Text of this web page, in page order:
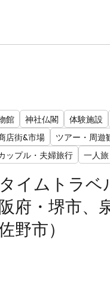
館 神社仏閣 体験施設
店街&市場 ツアー・周遊
ップル・夫婦旅行 一人旅
イムトラベ
府・堺市、
野市）